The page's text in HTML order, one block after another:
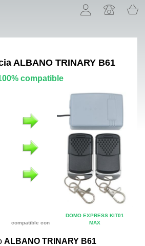
ALBANO TRINARY B61
compatible
compatible con
DOMO EXPRESS KIT01
MAX
ALBANO TRINARY B61